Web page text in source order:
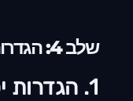
שלב 4: הגדרות ההתקנה
1. הגדרות יסוד